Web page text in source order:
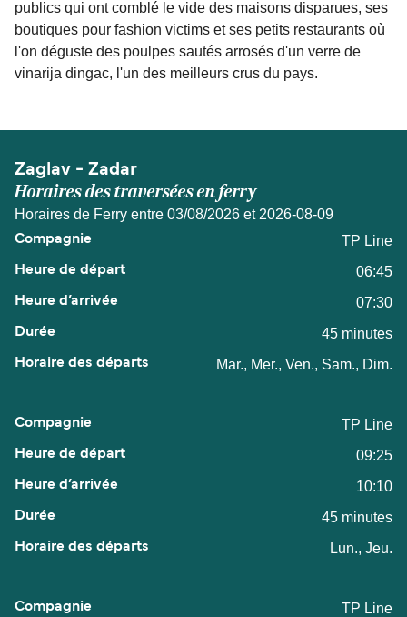
publics qui ont comblé le vide des maisons disparues, ses
boutiques pour fashion victims et ses petits restaurants où
l'on déguste des poulpes sautés arrosés d'un verre de
vinarija dingac, l'un des meilleurs crus du pays.
Zaglav - Zadar
Horaires des traversées en ferry
Horaires de Ferry entre 03/08/2026 et 2026-08-09
TP Line
06:45
07:30
45 minutes
Mar., Mer., Ven., Sam., Dim.
TP Line
09:25
10:10
45 minutes
Lun., Jeu.
TP Line